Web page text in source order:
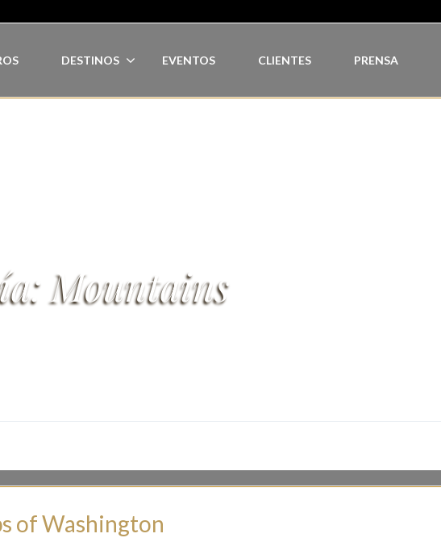
DESTINOS EVENTOS CLIENTES PRENSA
Mountains
of Washington